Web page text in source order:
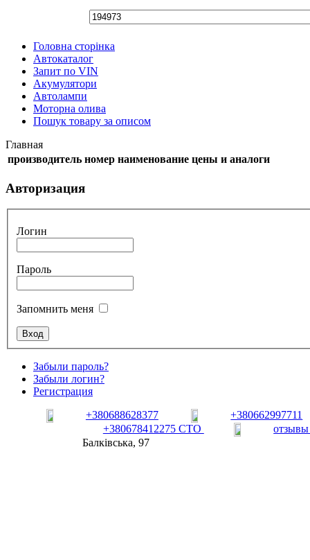
Головна сторінка
Автокаталог
Запит по VIN
Акумулятори
Автолампи
Моторна олива
Пошук товару за описом
Главная
производитель номер наименование цены и аналоги
Авторизация
Логин
Пароль
Запомнить меня
Забыли пароль?
Забыли логин?
Регистрация
+380688628377
+380662997711
+380678412275 СТО
Балківська, 97